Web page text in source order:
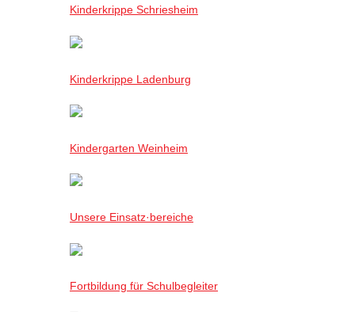
Kinderkrippe Schriesheim
Kinderkrippe Ladenburg
Kindergarten Weinheim
Unsere Einsatz·bereiche
Fortbildung für Schulbegleiter